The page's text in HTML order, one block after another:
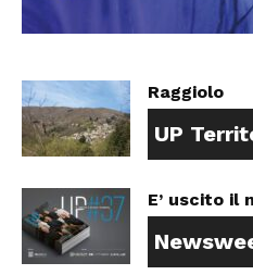
Raggiolo
UP
E’ uscito il